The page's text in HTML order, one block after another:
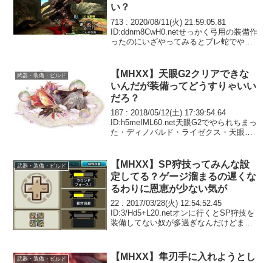
い？
713 : 2020/08/11(火) 21:59:05.81
ID:ddnm8CwH0.netせっかく弓用の装備作
ったのにいざやってみるとブレ蛇でやる
武器・装備・ビルド
【MHXX】天眼G2クリアできな
いんだが装備ってどうすりゃいい
だろ？
187 : 2018/05/12(土) 17:39:54.64
ID:h5meIML60.net天眼G2でやられちまっ
た・ディノバルド・ライゼクス・天眼っ
ゼクスで２乙、...
武器・装備・ビルド
【MHXX】SP狩技ってみんな設
定してる？ゲージ溜まるの遅くな
るわりに恩恵が少ない気が
22 : 2017/03/28(火) 12:54:52.45
ID:3/Hd5+L20.netオンに行くとSP狩技を
装備してない奴が多過ぎなんだけどまじ
いしてこいよと...
武器・装備・ビルド
【MHXX】隼刃手に入れようとし